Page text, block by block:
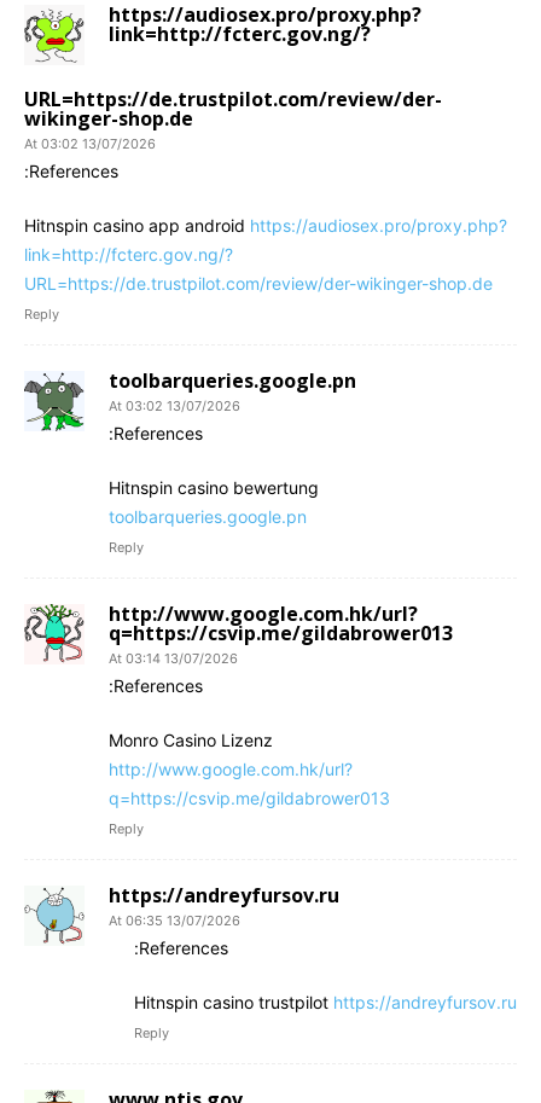
https://audiosex.pro/proxy.php?
link=http://fcterc.gov.ng/?
URL=https://de.trustpilot.com/review/der-
wikinger-shop.de
13/07/2026 At 03:02
References:
Hitnspin casino app android https://audiosex.pro/proxy.php?
link=http://fcterc.gov.ng/?
URL=https://de.trustpilot.com/review/der-wikinger-shop.de
Reply
toolbarqueries.google.pn
13/07/2026 At 03:02
References:
Hitnspin casino bewertung
toolbarqueries.google.pn
Reply
http://www.google.com.hk/url?
q=https://csvip.me/gildabrower013
13/07/2026 At 03:14
References:
Monro Casino Lizenz
http://www.google.com.hk/url?
q=https://csvip.me/gildabrower013
Reply
https://andreyfursov.ru
13/07/2026 At 06:35
References:
Hitnspin casino trustpilot https://andreyfursov.ru
Reply